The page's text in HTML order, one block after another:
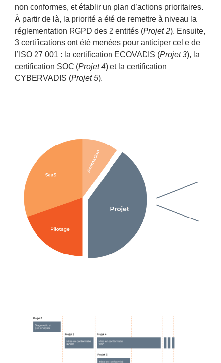
non conformes, et établir un plan d’actions prioritaires.
À partir de là, la priorité a été de remettre à niveau la
réglementation RGPD des 2 entités (Projet 2). Ensuite,
3 certifications ont été menées pour anticiper celle de
l’ISO 27 001 : la certification ECOVADIS (Projet 3), la
certification SOC (Projet 4) et la certification
CYBERVADIS (Projet 5).